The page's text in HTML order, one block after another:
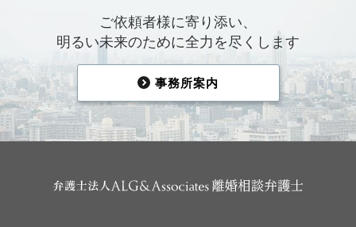
ご依頼者様に寄り添い、
明るい未来のために全力を尽くします
事務所案内